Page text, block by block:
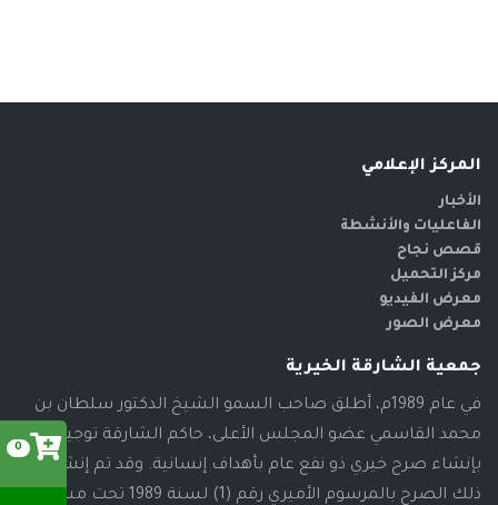
0
المركز الإعلامي
الأخبار
الفاعليات والأنشطة
قصص نجاح
مركز التحميل
معرض الفيديو
معرض الصور
جمعية الشارقة الخيرية
في عام 1989م، أطلق صاحب السمو الشيخ الدكتور سلطان بن
محمد القاسمي عضو المجلس الأعلى، حاكم الشارقة توجيهاته
بإنشاء صرح خيري ذو نفع عام بأهداف إنسانية. وقد تم إنشاء
ذلك الصرح بالمرسوم الأميري رقم (1) لسنة 1989 تحت مسمى